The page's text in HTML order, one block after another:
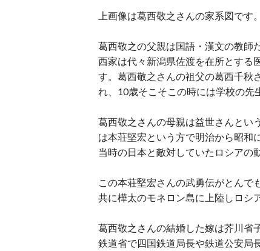
上画像は葛西敬之さんの家系図です
葛西敬之の父親は国語・漢文の教師
西家は代々新潟県佐渡を在所とする
す。葛西敬之さんの祖父の葛西千秋
れ、10歳そこそこの時には学校の先
葛西敬之さんの母親は益世さんとい
は本荘堅宏という方で明治から昭和
当時の日本と敵対していたロシアの
この本荘堅宏さんの武勇伝がとんで
共に樺太のモネロン島に上陸しロシ
葛西敬之さんの結婚した嫁は芥川省
鉄道省で四国鉄道局長や鉄道公安局